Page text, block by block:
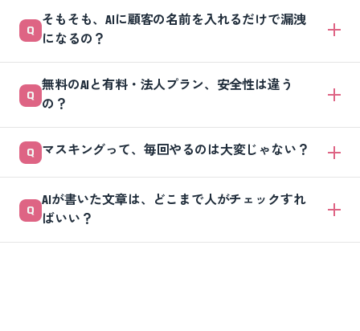
そもそも、AIに顧客の名前を入れるだけで漏洩
になるの？
社外のサーバーで動くため、顧客名や履歴を入力するのは社外に情報を
渡すのと同じと考えるのが安全です。配信文づくりに名前は不要なの
で、最初から入れない運用にしましょう。
無料のAIと有料・法人プラン、安全性は違う
の？
計や権限管理が標準で備わっている場合があります。 ただし表記や仕
様は変わるため、契約前に公式の説明で「入力データの扱い」を必ず確
認してください。
マスキングって、毎回やるのは大変じゃない？
社」「上位プラン」のように属性で書くこと。差し込みたい値は空欄に
しておき、AIが文章を作ったあとで自分で入れ直せば、ほぼ手間なく安
全に運用できます。
AIが書いた文章は、どこまで人がチェックすれ
ばいい？